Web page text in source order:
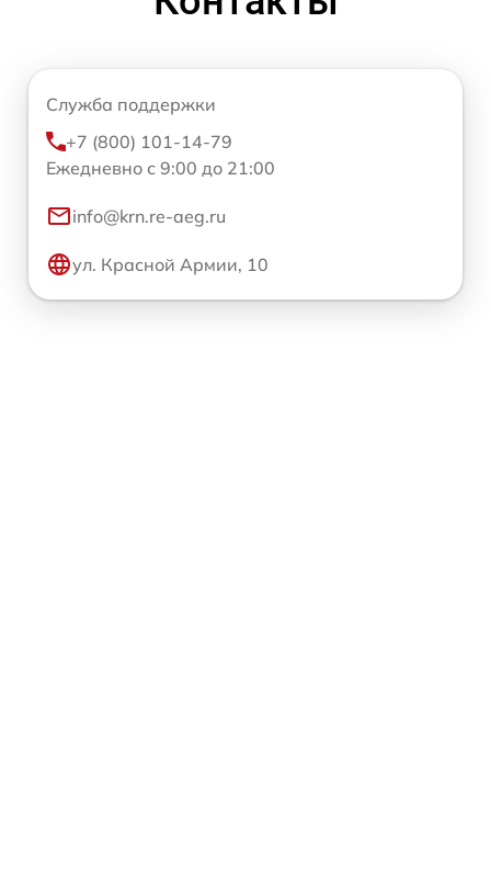
Служба поддержки
+7 (800) 101-14-79
Ежедневно с 9:00 до 21:00
info@krn.re-aeg.ru
ул. Красной Армии, 10